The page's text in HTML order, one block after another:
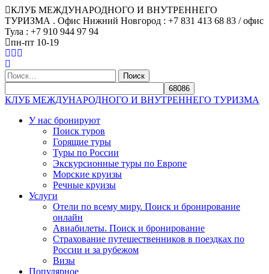
КЛУБ МЕЖДУНАРОДНОГО И ВНУТРЕННЕГО
ТУРИЗМА . Офис Нижний Новгород : +7 831 413 68 83 / офис
Тула : +7 910 944 97 94
пн-пт 10-19
Найти:
КЛУБ МЕЖДУНАРОДНОГО И ВНУТРЕННЕГО ТУРИЗМА
У нас бронируют
Поиск туров
Горящие туры
Туры по России
Экскурсионные туры по Европе
Морские круизы
Речные круизы
Услуги
Отели по всему миру. Поиск и бронирование
онлайн
Авиабилеты. Поиск и бронирование
Страхование путешественников в поездках по
России и за рубежом
Визы
Популярное